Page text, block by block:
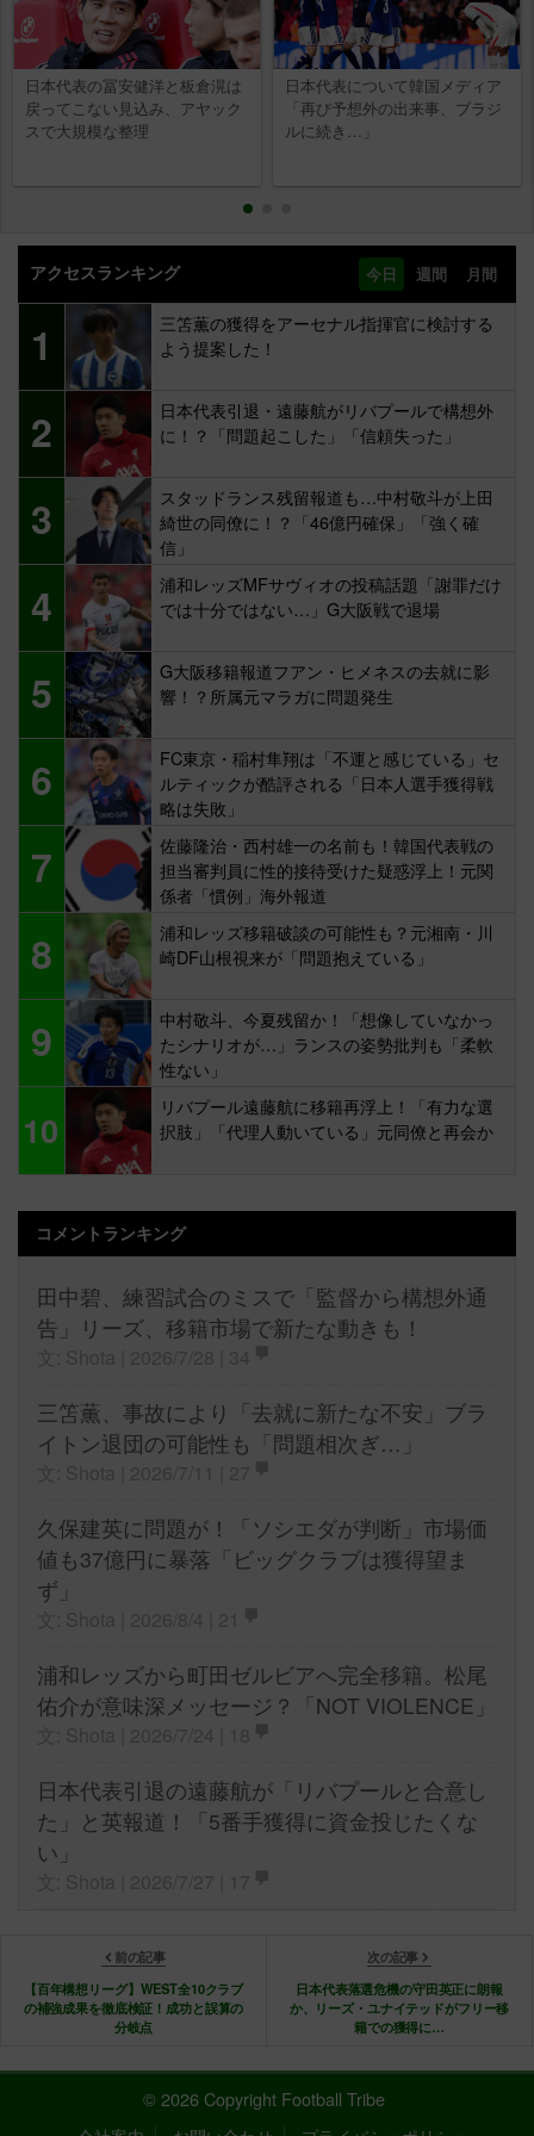
日本代表の冨安健洋と板倉滉は
戻ってこない見込み、アヤック
スで大規模な整理
日本代表について韓国メディア
「再び予想外の出来事、ブラジ
ルに続き…」
アクセスランキング 今日 週間 月間
1
三笘薫の獲得をアーセナル指揮官に検討する
よう提案した！
2
日本代表引退・遠藤航がリバプールで構想外
に！？「問題起こした」「信頼失った」
3
スタッドランス残留報道も…中村敬斗が上田
綺世の同僚に！？「46億円確保」「強く確
信」
4
浦和レッズMFサヴィオの投稿話題「謝罪だけ
では十分ではない…」G大阪戦で退場
5
G大阪移籍報道フアン・ヒメネスの去就に影
響！？所属元マラガに問題発生
6
FC東京・稲村隼翔は「不運と感じている」セ
ルティックが酷評される「日本人選手獲得戦
略は失敗」
7
佐藤隆治・西村雄一の名前も！韓国代表戦の
担当審判員に性的接待受けた疑惑浮上！元関
係者「慣例」海外報道
8
浦和レッズ移籍破談の可能性も？元湘南・川
崎DF山根視来が「問題抱えている」
9
中村敬斗、今夏残留か！「想像していなかっ
たシナリオが…」ランスの姿勢批判も「柔軟
性ない」
10
リバプール遠藤航に移籍再浮上！「有力な選
択肢」「代理人動いている」元同僚と再会か
コメントランキング
田中碧、練習試合のミスで「監督から構想外通
告」リーズ、移籍市場で新たな動きも！
三笘薫、事故により「去就に新たな不安」ブラ
イトン退団の可能性も「問題相次ぎ…」
久保建英に問題が！「ソシエダが判断」市場価
値も37億円に暴落「ビッグクラブは獲得望ま
ず」
浦和レッズから町田ゼルビアへ完全移籍。松尾
佑介が意味深メッセージ？「NOT VIOLENCE」
日本代表引退の遠藤航が「リバプールと合意し
た」と英報道！「5番手獲得に資金投じたくな
い」
前の記事
【百年構想リーグ】WEST全10クラブ
の補強成果を徹底検証！成功と誤算の
分岐点
次の記事
日本代表落選危機の守田英正に朗報
か、リーズ・ユナイテッドがフリー移
籍での獲得に…
© 2026 Copyright Football Tribe